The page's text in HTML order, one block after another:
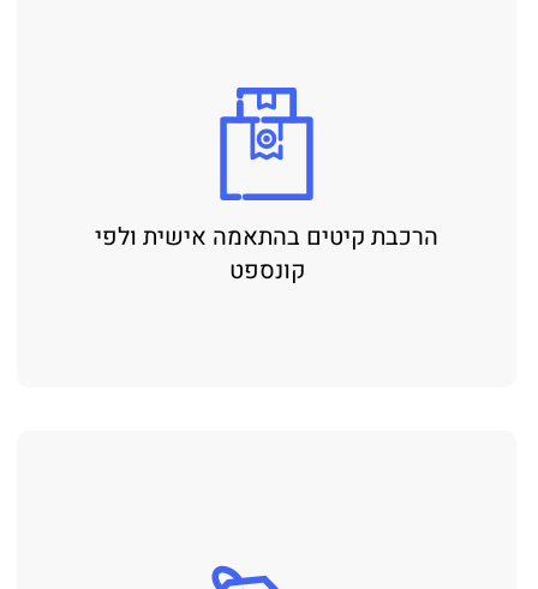
הרכבת קיטים בהתאמה אישית ולפי
קונספט